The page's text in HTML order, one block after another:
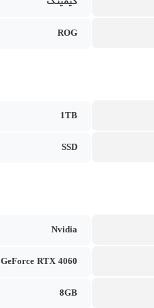
ROG
1TB
SSD
Nvidia
GeForce RTX 4060
8GB